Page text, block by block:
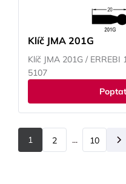
Klíč JMA 201G
Klíč JMA 201G / ERREBI
5107
Poptat
1 2 ... 10